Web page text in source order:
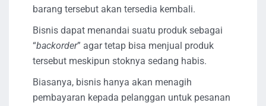
barang tersebut akan tersedia kembali.
Bisnis dapat menandai suatu produk sebagai
“backorder” agar tetap bisa menjual produk
tersebut meskipun stoknya sedang habis.
Biasanya, bisnis hanya akan menagih
pembayaran kepada pelanggan untuk pesanan